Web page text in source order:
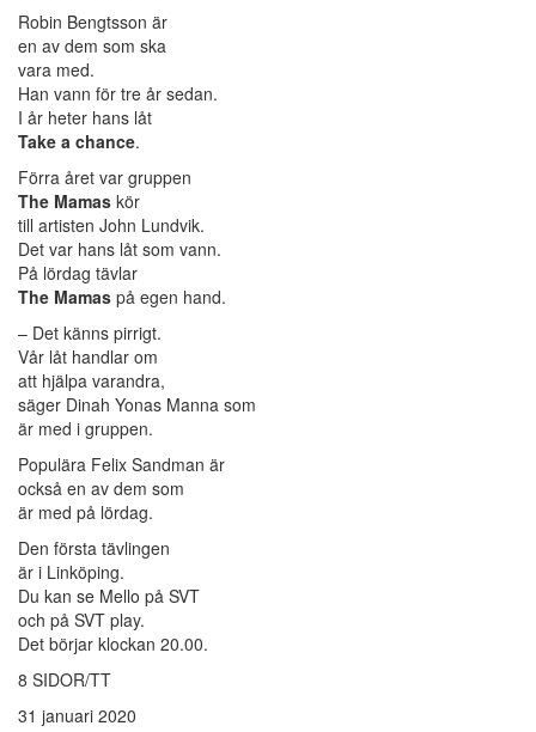
Robin Bengtsson är
en av dem som ska
vara med.
Han vann för tre år sedan.
I år heter hans låt
Take a chance.
Förra året var gruppen
The Mamas kör
till artisten John Lundvik.
Det var hans låt som vann.
På lördag tävlar
The Mamas på egen hand.
– Det känns pirrigt.
Vår låt handlar om
att hjälpa varandra,
säger Dinah Yonas Manna som
är med i gruppen.
Populära Felix Sandman är
också en av dem som
är med på lördag.
Den första tävlingen
är i Linköping.
Du kan se Mello på SVT
och på SVT play.
Det börjar klockan 20.00.
8 SIDOR/TT
31 januari 2020